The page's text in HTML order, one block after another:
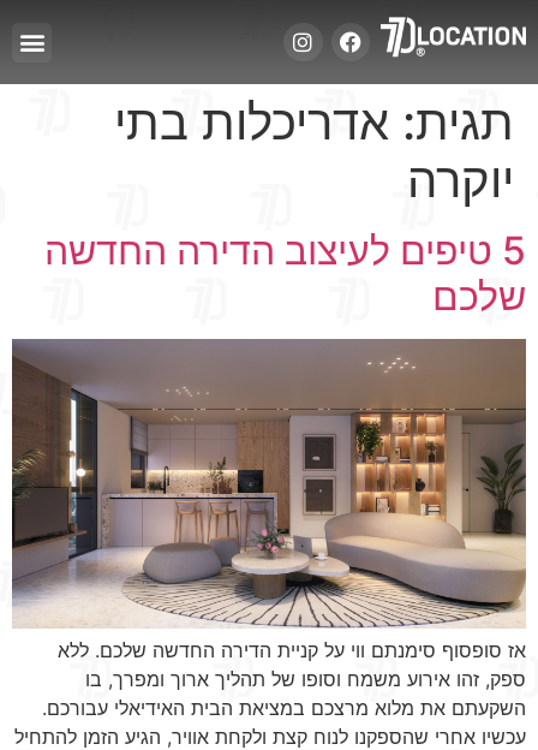
תגית: אדריכלות בתי
יוקרה
5 טיפים לעיצוב הדירה החדשה
שלכם
אז סופסוף סימנתם ווי על קניית הדירה החדשה שלכם. ללא
ספק, זהו אירוע משמח וסופו של תהליך ארוך ומפרך, בו
השקעתם את מלוא מרצכם במציאת הבית האידיאלי עבורכם.
עכשיו אחרי שהספקנו לנוח קצת ולקחת אוויר, הגיע הזמן להתחיל